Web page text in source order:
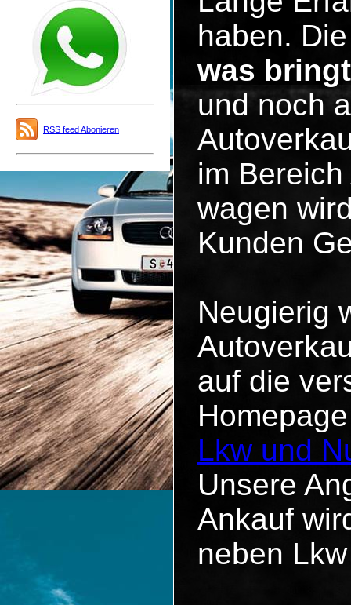
RSS feed Abonieren
haben.
was
und noch
im
wagen
Kunden
Neugierig
auf die
Lkw und
Unsere
Ankauf
neben